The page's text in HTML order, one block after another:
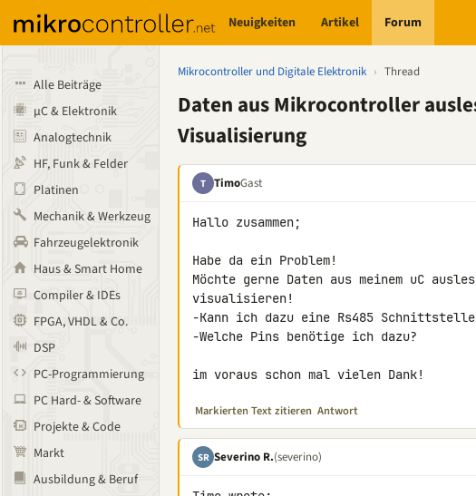
Neuigkeiten Artikel Forum
Alle Beiträge
µC & Elektronik
Analogtechnik
HF, Funk & Felder
Platinen
Mechanik & Werkzeug
Fahrzeugelektronik
Haus & Smart Home
Compiler & IDEs
FPGA, VHDL & Co.
DSP
PC-Programmierung
PC Hard- & Software
Projekte & Code
Markt
Ausbildung & Beruf
Mikrocontroller und Digitale Elektronik › Thread
Daten aus Mikrocontroller
Visualisierung
T TimoGast
Hallo zusammen;
Habe da ein Problem!
Möchte gerne Daten aus meinem uC
visualisieren!
-Kann ich dazu eine Rs485 Schnittstelle
-Welche Pins benötige ich dazu?
im voraus schon mal vielen Dank!
Markierten Text zitieren Antwort
SR Severino R.(severino)